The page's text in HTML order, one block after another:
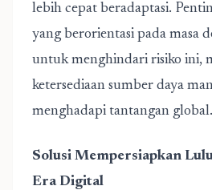
lebih cepat beradaptasi.
yang berorientasi pada masa
untuk menghindari risiko ini,
ketersediaan sumber daya
menghadapi tantangan global.
Solusi Mempersiapkan
Era Digital